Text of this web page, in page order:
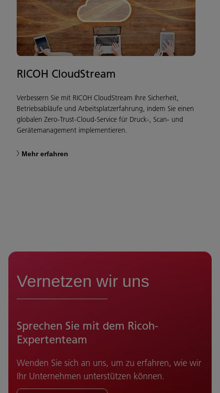
RICOH CloudStream
Verbessern Sie mit RICOH CloudStream Ihre Sicherheit,
Betriebsabläufe und Arbeitsplatzerfahrung, indem Sie einen
globalen Zero-Trust-Cloud-Service für Druck-, Scan- und
Gerätemanagement implementieren.
Mehr erfahren
Vernetzen wir uns
Sprechen Sie mit dem Ricoh-
Expertenteam
Wenden Sie sich an uns, um zu erfahren, wie wir
Ihr Unternehmen unterstützen können.